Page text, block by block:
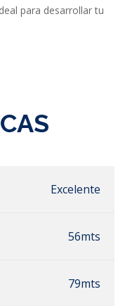
para desarrollar tu
Excelente
56mts
79mts